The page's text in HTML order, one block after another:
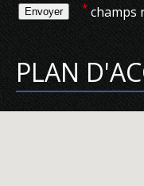
* champs
PLAN